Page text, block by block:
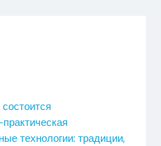
технологии: традиции,